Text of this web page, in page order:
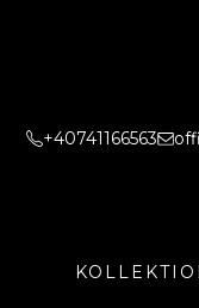
+40741166563